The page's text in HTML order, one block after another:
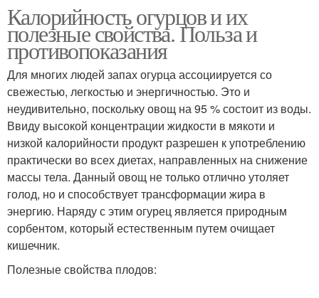
Калорийность огурцов и их
полезные свойства. Польза и
противопоказания
Для многих людей запах огурца ассоциируется со
свежестью, легкостью и энергичностью. Это и
неудивительно, поскольку овощ на 95 % состоит из воды.
Ввиду высокой концентрации жидкости в мякоти и
низкой калорийности продукт разрешен к употреблению
практически во всех диетах, направленных на снижение
массы тела. Данный овощ не только отлично утоляет
голод, но и способствует трансформации жира в
энергию. Наряду с этим огурец является природным
сорбентом, который естественным путем очищает
кишечник.
Полезные свойства плодов: